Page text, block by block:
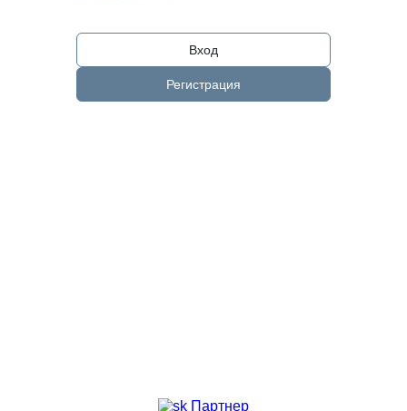
Вход
Регистрация